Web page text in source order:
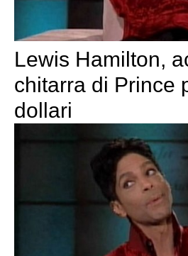
Lewis Hamilton,
chitarra di Prince
dollari